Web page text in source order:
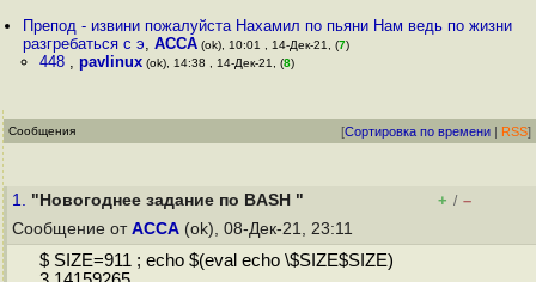
Препод - извини пожалуйста Нахамил по пьяни Нам ведь по жизни
разгребаться с э,ACCA (ok), 10:01 , 14-Дек-21, (7)
448 , pavlinux(ok), 14:38 , 14-Дек-21, (8)
Сообщения [Сортировка по времени | RSS]
1. "Новогоднее задание по BASH " + / –
Сообщение от ACCA (ok), 08-Дек-21, 23:11
$ SIZE=911 ; echo $(eval echo \$SIZE$SIZE)